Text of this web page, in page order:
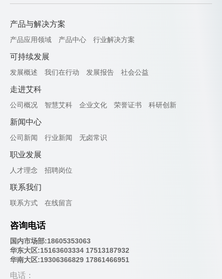
产品与解决方案
产品应用领域 产品中心 行业解决方案
可持续发展
发展概述 我们在行动 发展报告 社会公益
走进艾科
公司概况 智慧艾科 企业文化 荣誉证书 科研创新
新闻中心
公司新闻 行业新闻 无卤常识
职业发展
人才理念 招聘岗位
联系我们
联系方式 在线留言
咨询电话
国内市场部:18605353063
华东大区:15163603334 17513187932
华南大区:19306366829 17861466951
电话：